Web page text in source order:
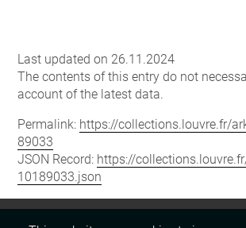
Last updated on 26.11.2024
The contents of this entry do not
account of the latest data.
Permalink: https://collections.louvre.fr/
89033
JSON Record: https://
10189033.json